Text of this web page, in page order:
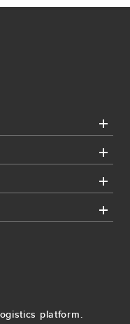
platform.